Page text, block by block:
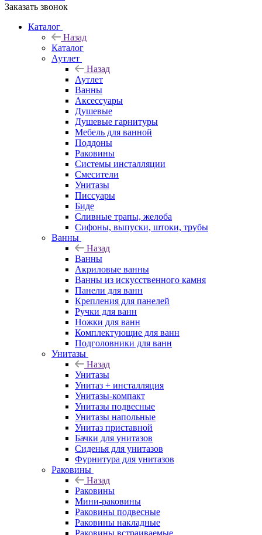
Заказать звонок
Каталог
Назад
Каталог
Аутлет
Назад
Аутлет
Ванны
Аксессуары
Душевые
Душевые гарнитуры
Мебель для ванной
Поддоны
Раковины
Системы инсталляции
Смесители
Унитазы
Писсуары
Биде
Сливные трапы, желоба
Сифоны, выпуски, штоки, трубы
Ванны
Назад
Ванны
Акриловые ванны
Ванны из искусственного камня
Панели для ванн
Крепления для панелей
Ручки для ванн
Ножки для ванн
Комплектующие для ванн
Подголовники для ванн
Унитазы
Назад
Унитазы
Унитаз + инсталляция
Унитазы-компакт
Унитазы подвесные
Унитазы напольные
Унитаз приставной
Бачки для унитазов
Сиденья для унитазов
Фурнитура для унитазов
Раковины
Назад
Раковины
Мини-раковины
Раковины подвесные
Раковины накладные
Раковины встраиваемые